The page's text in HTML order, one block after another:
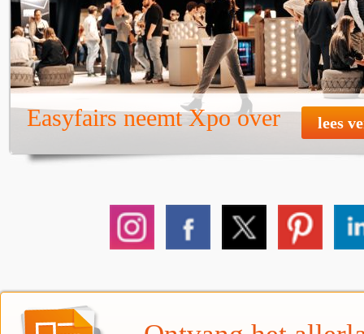
Easyfairs neemt Xpo over lees